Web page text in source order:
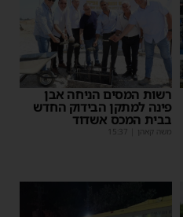
רשות המסים הניחה אבן
פינה למתקן הבידוק החדש
בבית המכס אשדוד
משה קאהן 15:37